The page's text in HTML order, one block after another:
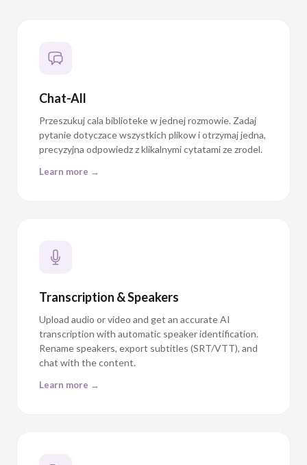
Przeszukuj cala biblioteke w jednej rozmowie. Zadaj
precyzyjna odpowiedz z klikalnymi cytatami ze zrodel.
Learn more →
Transcription & Speakers
Upload audio or video and get an accurate AI
transcription with automatic speaker identification.
Rename speakers, export subtitles (SRT/VTT), and
chat with the content.
Learn more →